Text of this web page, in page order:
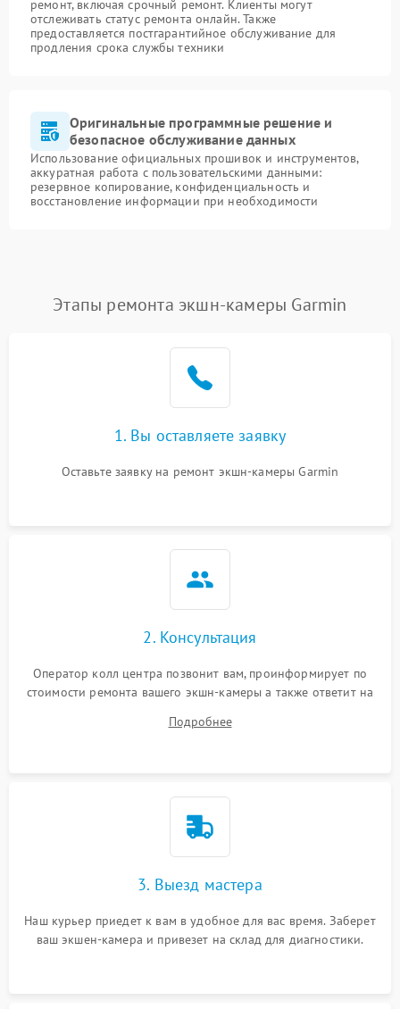
ремонт, включая срочный ремонт. Клиенты могут
отслеживать статус ремонта онлайн. Также
предоставляется постгарантийное обслуживание для
продления срока службы техники
Оригинальные программные решение и
безопасное обслуживание данных
Использование официальных прошивок и инструментов,
аккуратная работа с пользовательскими данными:
резервное копирование, конфиденциальность и
восстановление информации при необходимости
Этапы ремонта экшн-камеры Garmin
1. Вы оставляете заявку
Оставьте заявку на ремонт экшн-камеры Garmin
2. Консультация
Оператор колл центра позвонит вам, проинформирует по
стоимости ремонта вашего экшн-камеры а также ответит на
Подробнее
3. Выезд мастера
Наш курьер приедет к вам в удобное для вас время. Заберет
ваш экшен-камера и привезет на склад для диагностики.